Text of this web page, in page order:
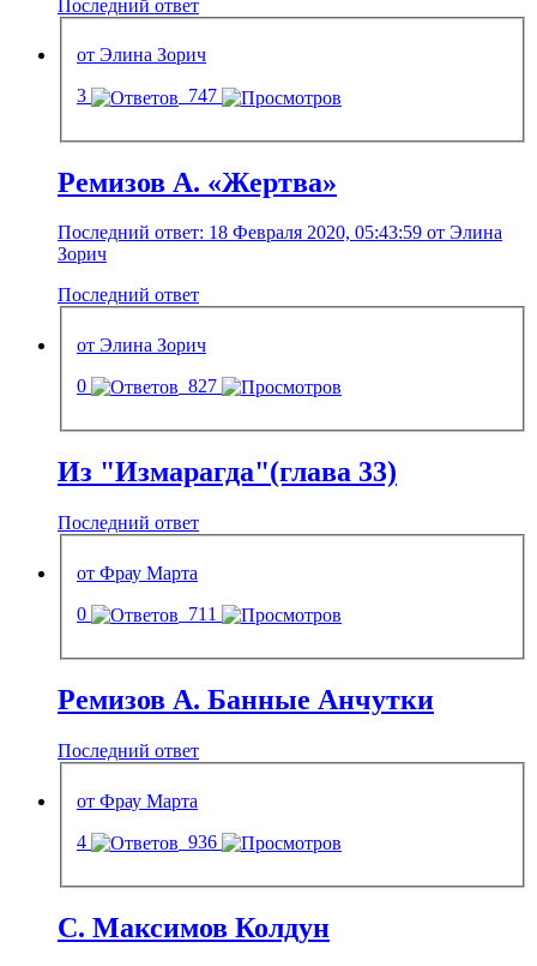
Последний ответ
от Элина Зорич
3
747
Ремизов А. «Жертва»
Последний ответ: 18 Февраля 2020, 05:43:59 от Элина
Зорич
Последний ответ
от Элина Зорич
0
827
Из "Измарагда"(глава 33)
Последний ответ
от Фрау Марта
0
711
Ремизов A. Банные Анчутки
Последний ответ
от Фрау Марта
4
936
С. Максимов Колдун